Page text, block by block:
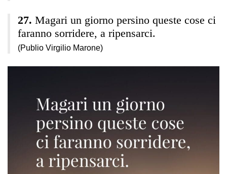
Magari un giorno persino queste cose ci
faranno sorridere, a ripensarci.
(Publio Virgilio Marone)